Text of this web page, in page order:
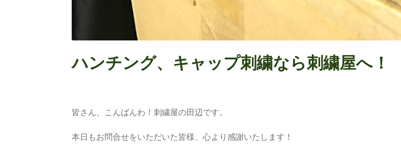
ハンチング、キャップ刺繍なら刺繍屋へ！
皆さん、こんばんわ！刺繍屋の田辺です。
本日もお問合せをいただいた皆様、心より感謝いたします！